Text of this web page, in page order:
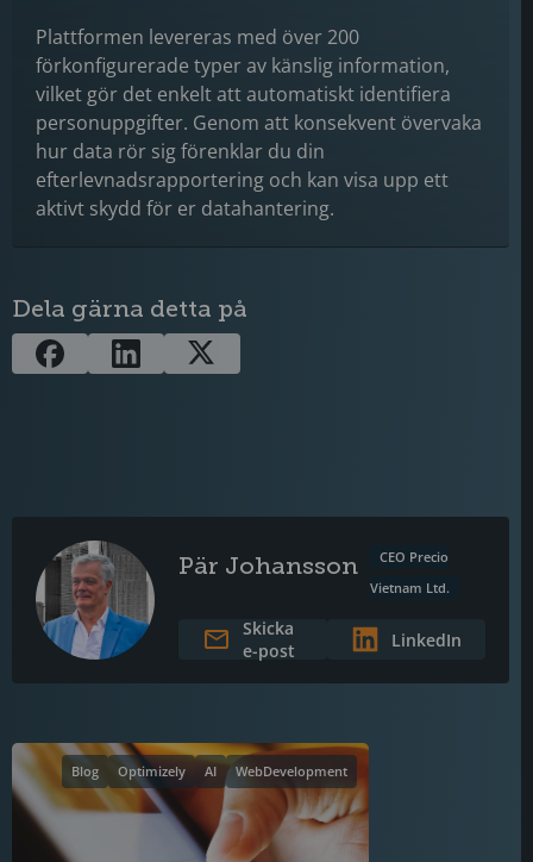
Plattformen levereras med över 200
förkonfigurerade typer av känslig information,
vilket gör det enkelt att automatiskt identifiera
personuppgifter. Genom att konsekvent övervaka
hur data rör sig förenklar du din
efterlevnadsrapportering och kan visa upp ett
aktivt skydd för er datahantering.
Dela gärna detta på
Pär Johansson
CEO Precio
Vietnam Ltd.
Skicka
e-post
LinkedIn
WebDevelopment
AI
Optimizely
Blog